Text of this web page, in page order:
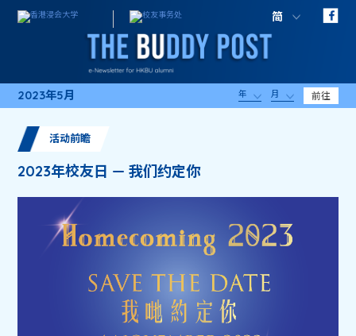
简
2023年5月 年 月 前往
活动前瞻
2023年校友日 — 我们约定你